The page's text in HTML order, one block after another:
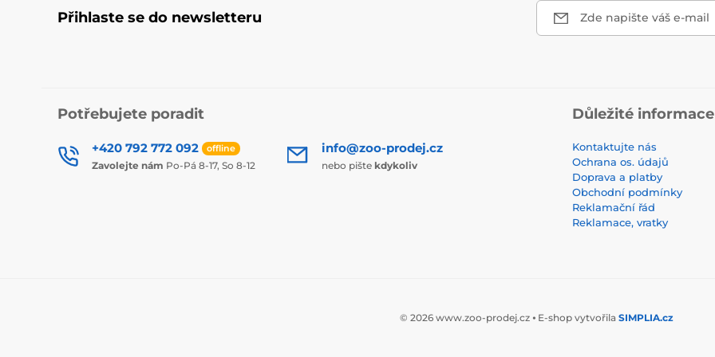
Přihlaste se do newsletteru Zde napište váš e-mail
Potřebujete poradit
+420 792 772 092 offline
Zavolejte nám Po-Pá 8-17, So 8-12
info@zoo-prodej.cz
nebo pište kdykoliv
Důležité informace
Kontaktujte nás
Ochrana os. údajů
Doprava a platby
Obchodní podmínky
Reklamační řád
Reklamace, vratky
© 2026 www.zoo-prodej.cz ⦁ E-shop vytvořila SIMPLIA.cz